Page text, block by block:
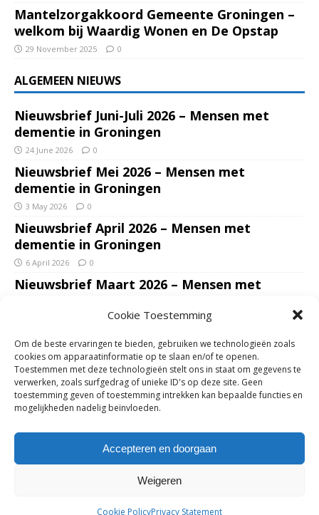
Cookie Toestemming
Om de beste ervaringen te bieden, gebruiken we technologieën zoals
cookies om apparaatinformatie op te slaan en/of te openen.
Toestemmen met deze technologieën stelt ons in staat om gegevens te
verwerken, zoals surfgedrag of unieke ID's op deze site. Geen
toestemming geven of toestemming intrekken kan bepaalde functies en
mogelijkheden nadelig beïnvloeden.
Accepteren en doorgaan
Weigeren
Cookie PolicyPrivacy Statement
Mantelzorgakkoord Gemeente Groningen –
welkom bij Waardig Wonen en De Opstap
29 November 2025 0
ALGEMEEN NIEUWS
Nieuwsbrief Juni-Juli 2026 – Mensen met
dementie in Groningen
24 June 2026 0
Nieuwsbrief Mei 2026 – Mensen met
dementie in Groningen
3 May 2026 0
Nieuwsbrief April 2026 – Mensen met
dementie in Groningen
6 April 2026 0
Nieuwsbrief Maart 2026 – Mensen met
Nieuwsbrief Januari – Februari 2026 – Mensen
met dementie in Groningen
7 February 2026 0
Ondersteun mantelzorgers – gun hun een
adempauze in De Opstap. Inzamelingsactie
voor De Opstap gestart op GoFundMe
0